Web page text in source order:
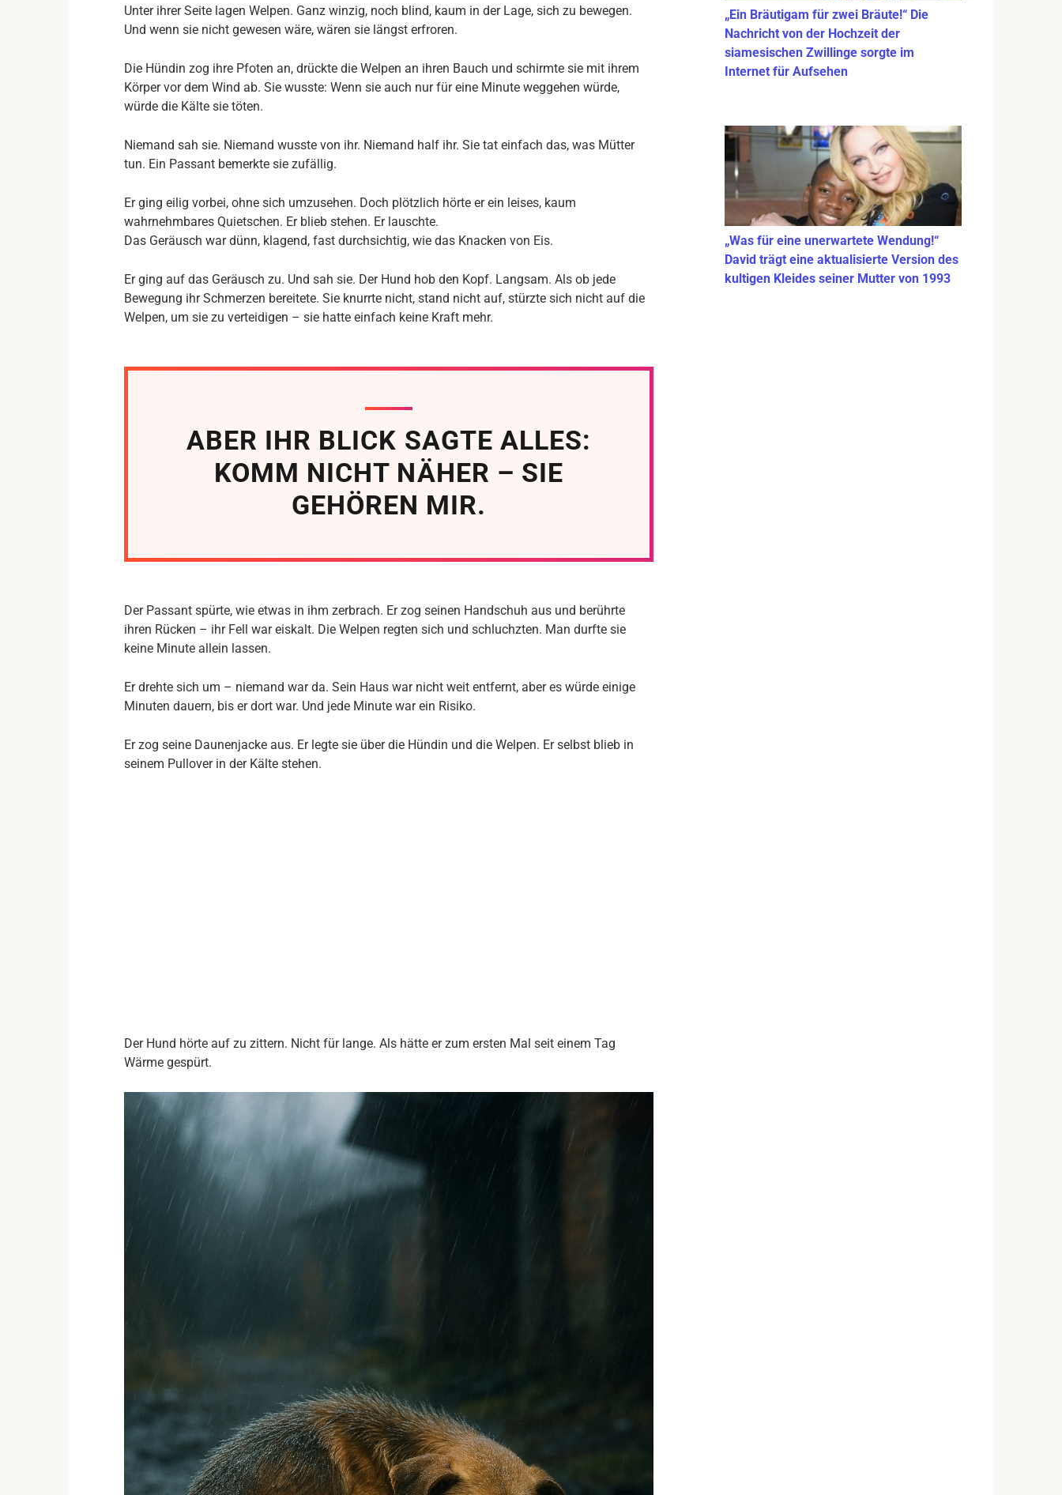
Unter ihrer Seite lagen Welpen. Ganz winzig, noch blind, kaum in der Lage, sich zu bewegen.
Und wenn sie nicht gewesen wäre, wären sie längst erfroren.
Die Hündin zog ihre Pfoten an, drückte die Welpen an ihren Bauch und schirmte sie mit ihrem
Körper vor dem Wind ab. Sie wusste: Wenn sie auch nur für eine Minute weggehen würde,
würde die Kälte sie töten.
Niemand sah sie. Niemand wusste von ihr. Niemand half ihr. Sie tat einfach das, was Mütter
tun. Ein Passant bemerkte sie zufällig.
Er ging eilig vorbei, ohne sich umzusehen. Doch plötzlich hörte er ein leises, kaum
wahrnehmbares Quietschen. Er blieb stehen. Er lauschte.
Das Geräusch war dünn, klagend, fast durchsichtig, wie das Knacken von Eis.
Er ging auf das Geräusch zu. Und sah sie. Der Hund hob den Kopf. Langsam. Als ob jede
Bewegung ihr Schmerzen bereitete. Sie knurrte nicht, stand nicht auf, stürzte sich nicht auf die
Welpen, um sie zu verteidigen – sie hatte einfach keine Kraft mehr.
ABER IHR BLICK SAGTE ALLES:
KOMM NICHT NÄHER – SIE
GEHÖREN MIR.
Der Passant spürte, wie etwas in ihm zerbrach. Er zog seinen Handschuh aus und berührte
ihren Rücken – ihr Fell war eiskalt. Die Welpen regten sich und schluchzten. Man durfte sie
keine Minute allein lassen.
Er drehte sich um – niemand war da. Sein Haus war nicht weit entfernt, aber es würde einige
Minuten dauern, bis er dort war. Und jede Minute war ein Risiko.
Er zog seine Daunenjacke aus. Er legte sie über die Hündin und die Welpen. Er selbst blieb in
seinem Pullover in der Kälte stehen.
Der Hund hörte auf zu zittern. Nicht für lange. Als hätte er zum ersten Mal seit einem Tag
Wärme gespürt.
„Ein Bräutigam für zwei Bräute!“ Die
Nachricht von der Hochzeit der
siamesischen Zwillinge sorgte im
Internet für Aufsehen
„Was für eine unerwartete Wendung!“
David trägt eine aktualisierte Version des
kultigen Kleides seiner Mutter von 1993